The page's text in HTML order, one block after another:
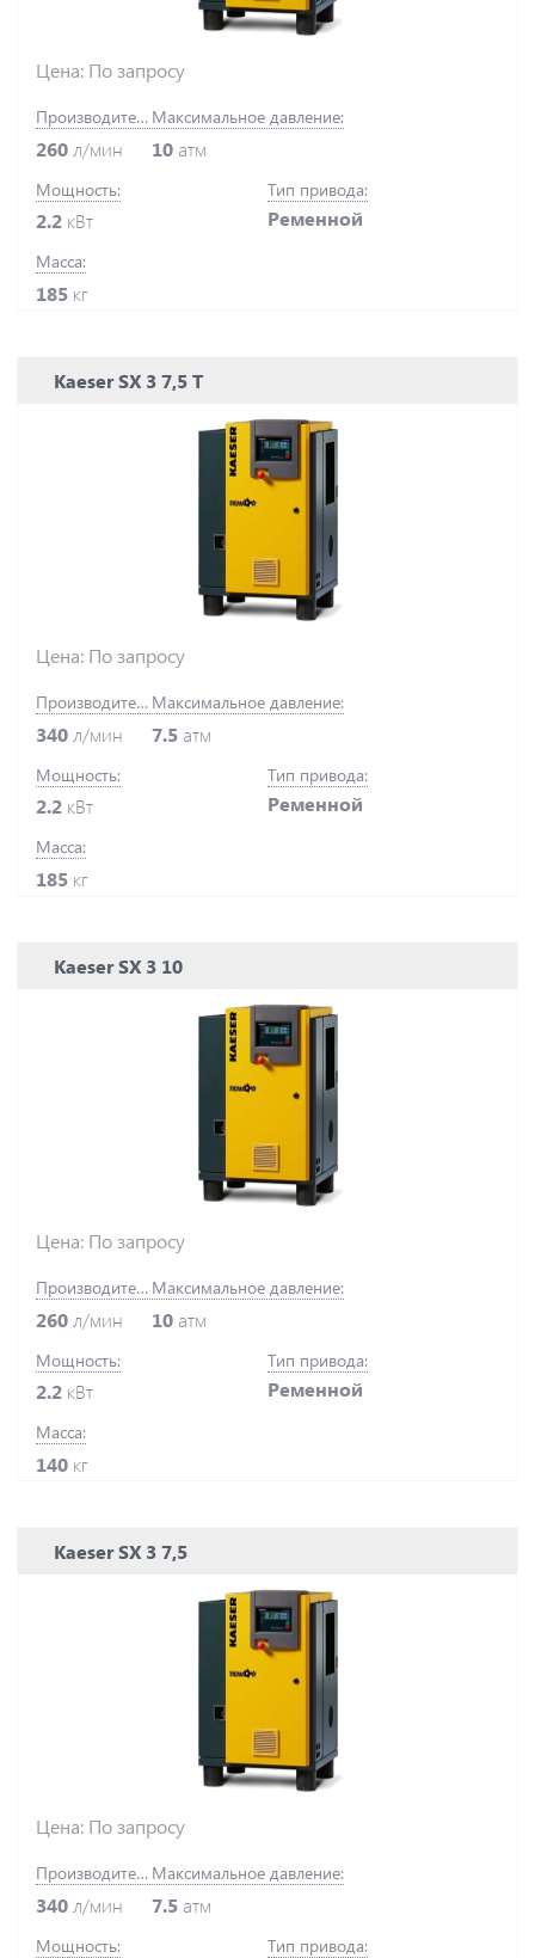
Цена: По запросу
Производительность:
260 л/мин
Максимальное давление:
10 атм
Мощность:
2.2 кВт
Тип привода:
Ременной
Масса:
185 кг
Kaeser SX 3 7,5 T
Цена: По запросу
Производительность:
340 л/мин
Максимальное давление:
7.5 атм
Мощность:
2.2 кВт
Тип привода:
Ременной
Масса:
185 кг
Kaeser SX 3 10
Цена: По запросу
Производительность:
260 л/мин
Максимальное давление:
10 атм
Мощность:
2.2 кВт
Тип привода:
Ременной
Масса:
140 кг
Kaeser SX 3 7,5
Цена: По запросу
Производительность:
340 л/мин
Максимальное давление:
7.5 атм
Мощность: Тип привода: